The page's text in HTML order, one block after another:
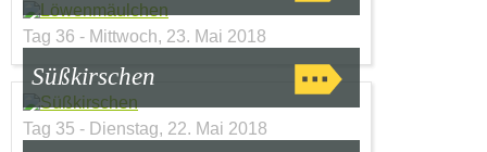
Tag 36 - Mittwoch, 23. Mai 2018
Süßkirschen
Tag 35 - Dienstag, 22. Mai 2018